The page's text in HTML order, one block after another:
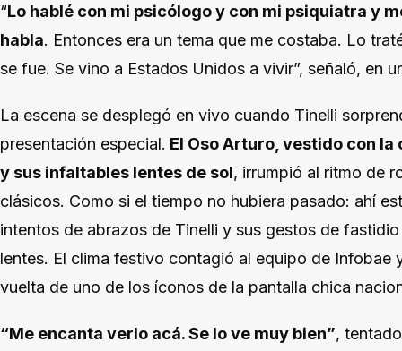
“Lo hablé con mi psicólogo y con mi psiquiatra y
habla. Entonces era un tema que me costaba. Lo
se fue. Se vino a Estados Unidos a vivir”, señaló, en
La escena se desplegó en vivo cuando Tinelli
presentación especial. El Oso Arturo, vestido con
y sus infaltables lentes de sol, irrumpió al ritmo de
clásicos. Como si el tiempo no hubiera pasado: ahí
intentos de abrazos de Tinelli y sus gestos de
lentes. El clima festivo contagió al equipo de Infobae
vuelta de uno de los íconos de la pantalla chica
“Me encanta verlo acá. Se lo ve muy bien”,